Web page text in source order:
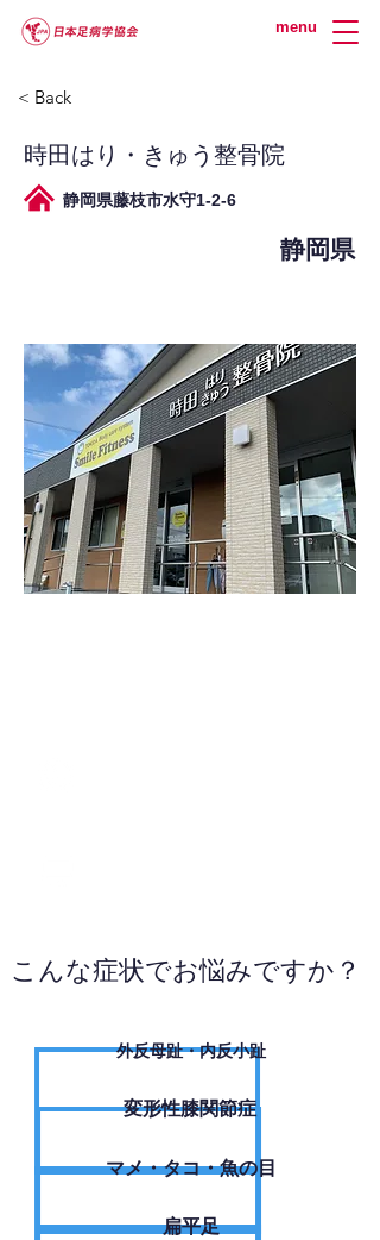
menu
< Back
時田はり・きゅう整骨院
静岡県藤枝市水守1-2-6
静岡県
こんな症状でお悩みですか？
外反母趾・内反小趾
変形性膝関節症
​マメ・タコ・魚の目
扁平足